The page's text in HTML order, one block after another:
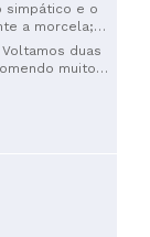
simpático e o
a morcela;
do mel e
duas
muito
localização.